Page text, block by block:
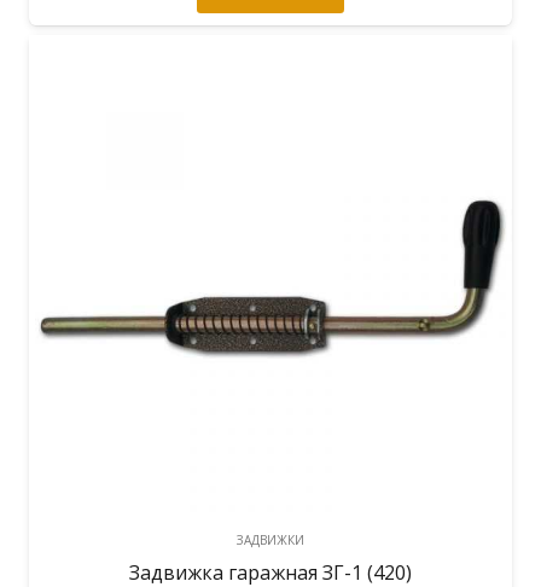
ЗАДВИЖКИ
Задвижка гаражная ЗГ-1 (420)